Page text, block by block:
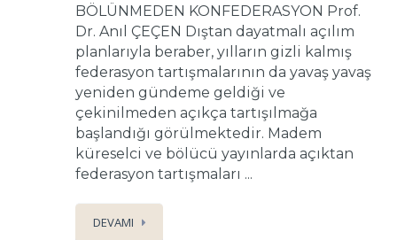
BÖLÜNMEDEN KONFEDERASYON Prof.
Dr. Anıl ÇEÇEN Dıştan dayatmalı açılım
planlarıyla beraber, yılların gizli kalmış
federasyon tartışmalarının da yavaş yavaş
yeniden gündeme geldiği ve
çekinilmeden açıkça tartışılmağa
başlandığı görülmektedir. Madem
küreselci ve bölücü yayınlarda açıktan
federasyon tartışmaları ...
DEVAMI